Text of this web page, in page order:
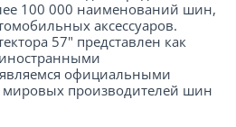
100 000 наименований шин,
аксессуаров.
57" представлен как
официальными
производителей шин